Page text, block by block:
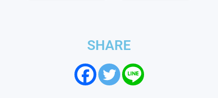
SHARE